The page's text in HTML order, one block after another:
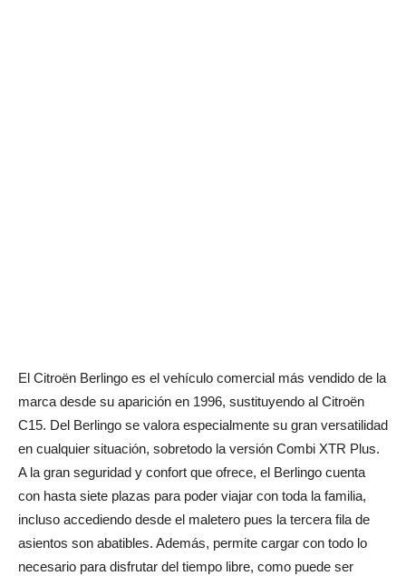
El Citroën Berlingo es el vehículo comercial más vendido de la
marca desde su aparición en 1996, sustituyendo al Citroën
C15. Del Berlingo se valora especialmente su gran versatilidad
en cualquier situación, sobretodo la versión Combi XTR Plus.
A la gran seguridad y confort que ofrece, el Berlingo cuenta
con hasta siete plazas para poder viajar con toda la familia,
incluso accediendo desde el maletero pues la tercera fila de
asientos son abatibles. Además, permite cargar con todo lo
necesario para disfrutar del tiempo libre, como puede ser